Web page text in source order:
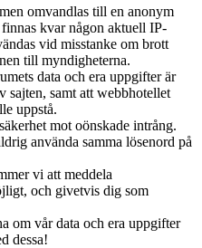
omvandlas till en anonym
kvar någon aktuell IP-
vid misstanke om brott
till myndigheterna.
data och era uppgifter är
sajten, samt att webbhotellet
uppstå.
mot oönskade intrång.
använda samma lösenord på
vi att meddela
och givetvis dig som
om vår data och era uppgifter
dessa!